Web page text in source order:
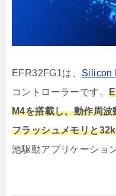
EFR32FG1は、 Silicon
コントローラーです。
M4を搭載し、動作周
フラッシュメモリと
池駆動アプリケーショ